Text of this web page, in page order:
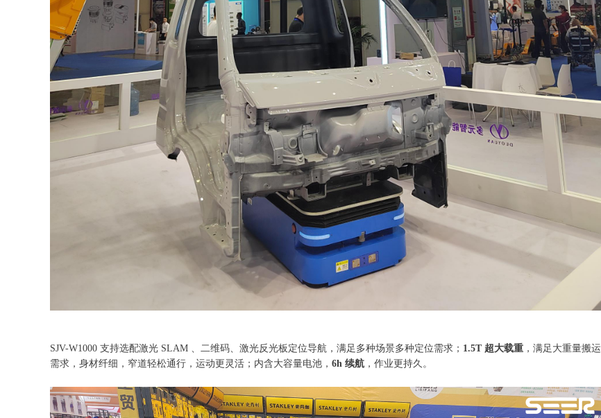
SJV-W1000 支持选配激光 SLAM 、二维码、激光反光板定位导航，满足多种场景多种定位需求； 1.5T 超大载重 ，满足大重量搬运
需求，身材纤细，窄道轻松通行，运动更灵活；内含大容量电池， 6h 续航 ，作业更持久。